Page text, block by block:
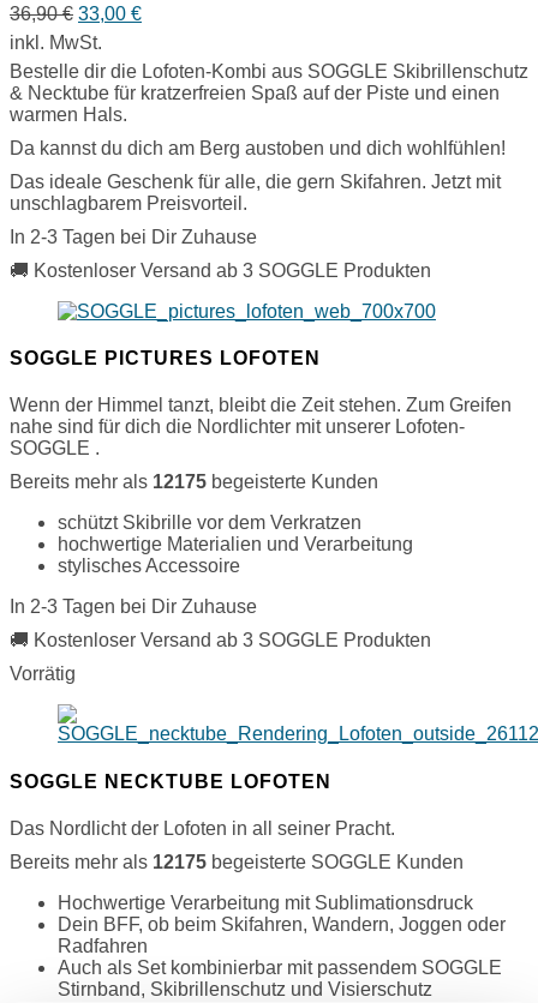
36,90€ Ursprünglicher
Preis
war:
36,90 €
33,00 €Aktueller
33,00 €.
inkl. MwSt.
Bestelle dir die Lofoten-Kombi aus SOGGLE Skibrillenschutz
& Necktube für kratzerfreien Spaß auf der Piste und einen
warmen Hals.
Da kannst du dich am Berg austoben und dich wohlfühlen!
Das ideale Geschenk für alle, die gern Skifahren. Jetzt mit
unschlagbarem Preisvorteil.
In 2-3 Tagen bei Dir Zuhause
🚚 Kostenloser Versand ab 3 SOGGLE Produkten
SOGGLE PICTURES LOFOTEN
Wenn der Himmel tanzt, bleibt die Zeit stehen. Zum Greifen
nahe sind für dich die Nordlichter mit unserer Lofoten-
SOGGLE .
Bereits mehr als 12175 begeisterte Kunden
schützt Skibrille vor dem Verkratzen
hochwertige Materialien und Verarbeitung
stylisches Accessoire
In 2-3 Tagen bei Dir Zuhause
🚚 Kostenloser Versand ab 3 SOGGLE Produkten
Vorrätig
SOGGLE NECKTUBE LOFOTEN
Das Nordlicht der Lofoten in all seiner Pracht.
Bereits mehr als 12175 begeisterte SOGGLE Kunden
Hochwertige Verarbeitung mit Sublimationsdruck
Dein BFF, ob beim Skifahren, Wandern, Joggen oder
Radfahren
Auch als Set kombinierbar mit passendem SOGGLE
Stirnband, Skibrillenschutz und Visierschutz